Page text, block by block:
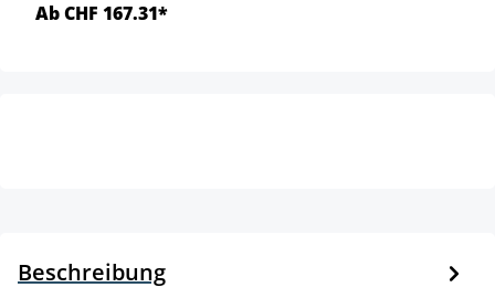
Ab CHF 167.31*
Beschreibung